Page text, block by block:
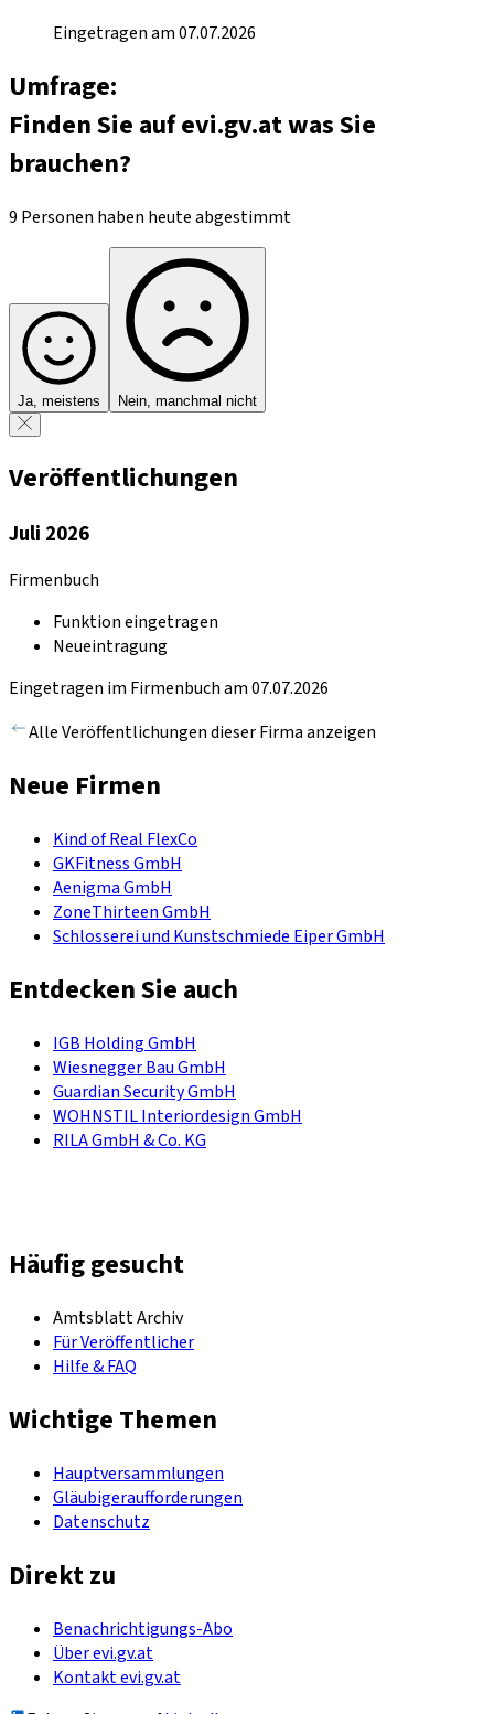
Eingetragen am 07.07.2026
Umfrage:
Finden Sie auf evi.gv.at was Sie
brauchen?
9 Personen haben heute abgestimmt
Ja, meistens Nein, manchmal nicht
Veröffentlichungen
Juli 2026
Firmenbuch
Funktion eingetragen
Neueintragung
Eingetragen im Firmenbuch am 07.07.2026
Alle Veröffentlichungen dieser Firma anzeigen
Neue Firmen
Kind of Real FlexCo
GKFitness GmbH
Aenigma GmbH
ZoneThirteen GmbH
Schlosserei und Kunstschmiede Eiper GmbH
Entdecken Sie auch
IGB Holding GmbH
Wiesnegger Bau GmbH
Guardian Security GmbH
WOHNSTIL Interiordesign GmbH
RILA GmbH & Co. KG
Häufig gesucht
Amtsblatt Archiv
Für Veröffentlicher
Hilfe & FAQ
Wichtige Themen
Hauptversammlungen
Gläubigeraufforderungen
Datenschutz
Direkt zu
Benachrichtigungs-Abo
Über evi.gv.at
Kontakt evi.gv.at